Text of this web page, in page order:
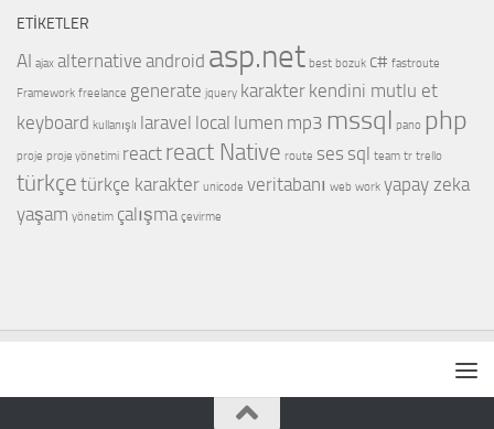
ETIKETLER
AI ajax alternative android asp.net best bozuk c# fastroute
Framework freelance generate jquery karakter kendini mutlu et
keyboard kullanışlı laravel local lumen mp3 mssql pano php
proje proje yönetimi react react Native route ses sql team tr trello
türkçe türkçe karakter unicode veritabanı web work yapay zeka
yaşam yönetim çalışma çevirme